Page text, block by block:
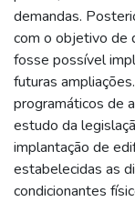
demandas.
com o objetivo de
fosse possível
futuras
programáticos de
estudo da
implantação de
estabelecidas as
condicionantes